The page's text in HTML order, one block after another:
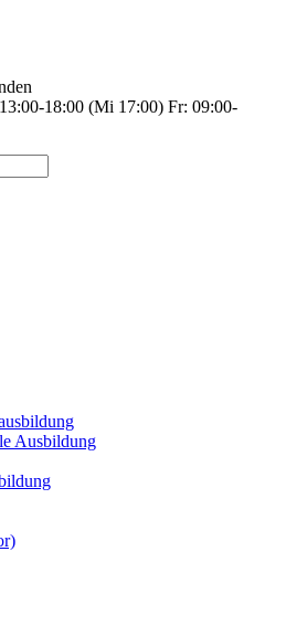
18:00 (Mi 17:00) Fr: 09:00-
Ausbildung